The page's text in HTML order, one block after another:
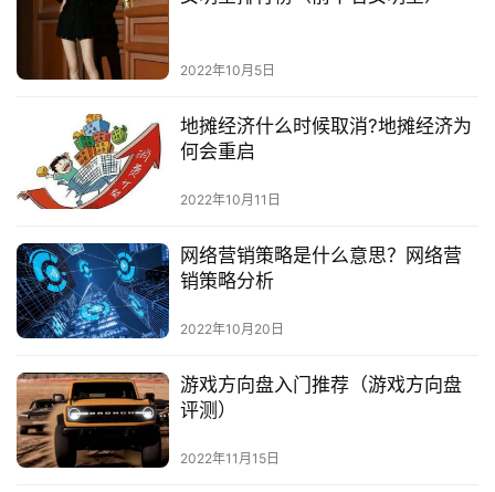
2022年10月5日
地摊经济什么时候取消?地摊经济为
何会重启
2022年10月11日
网络营销策略是什么意思？网络营
销策略分析
2022年10月20日
游戏方向盘入门推荐（游戏方向盘
评测）
2022年11月15日